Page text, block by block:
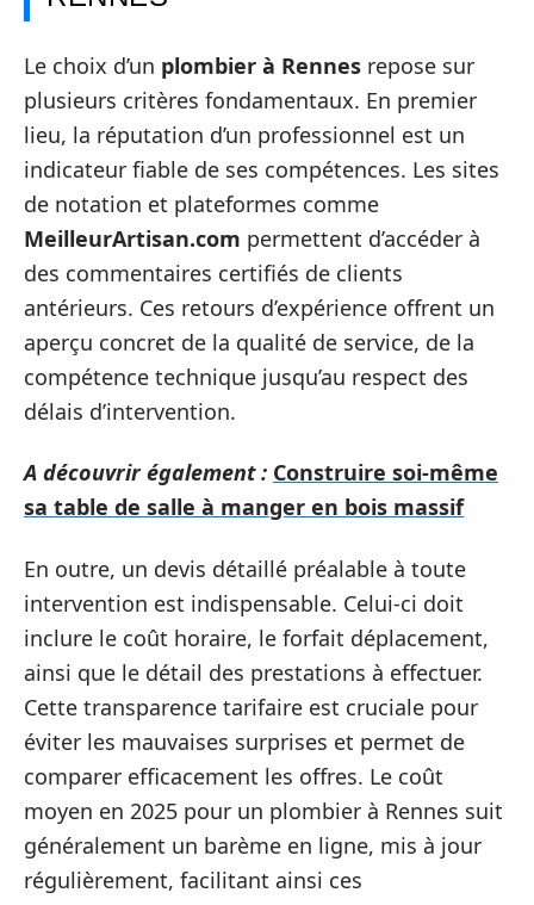
Le choix d’un plombier à Rennes repose sur
plusieurs critères fondamentaux. En premier
lieu, la réputation d’un professionnel est un
indicateur fiable de ses compétences. Les sites
de notation et plateformes comme
MeilleurArtisan.com permettent d’accéder à
des commentaires certifiés de clients
antérieurs. Ces retours d’expérience offrent un
aperçu concret de la qualité de service, de la
compétence technique jusqu’au respect des
délais d’intervention.
A découvrir également : Construire soi-même
sa table de salle à manger en bois massif
En outre, un devis détaillé préalable à toute
intervention est indispensable. Celui-ci doit
inclure le coût horaire, le forfait déplacement,
ainsi que le détail des prestations à effectuer.
Cette transparence tarifaire est cruciale pour
éviter les mauvaises surprises et permet de
comparer efficacement les offres. Le coût
moyen en 2025 pour un plombier à Rennes suit
généralement un barème en ligne, mis à jour
régulièrement, facilitant ainsi ces